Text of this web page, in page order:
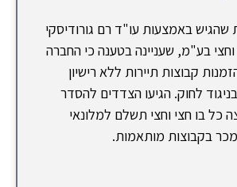
שהגיש באמצעות עו"ד רם גורודיסקי
בע"מ, שעניינה בטענה כי החברה
קבוצות תיירות ללא רישיון
לחוק. הגיעו הצדדים להסדר
כל בו חצי וחצי תשלם למלונאי